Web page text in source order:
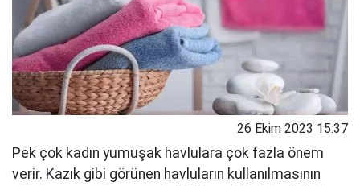
26 Ekim 2023 15:37
Pek çok kadın yumuşak havlulara çok fazla önem
verir. Kazık gibi görünen havluların kullanılmasının